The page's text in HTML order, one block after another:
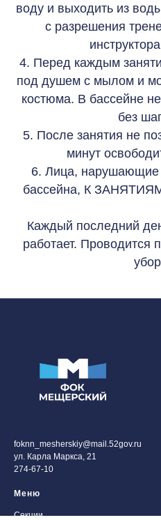
воду и выходить из
с разрешения
4. Перед каждым
под душем с мылом и
костюма. В бассейне
без
5. После занятия не
минут
6. Лица, нарушающие
бассейна, К
Каждый последний
работает. Проводится
foknn_mesherskiy@mail.52gov.ru
ул. Карла Маркса, 21
274-67-10
Меню
Секции